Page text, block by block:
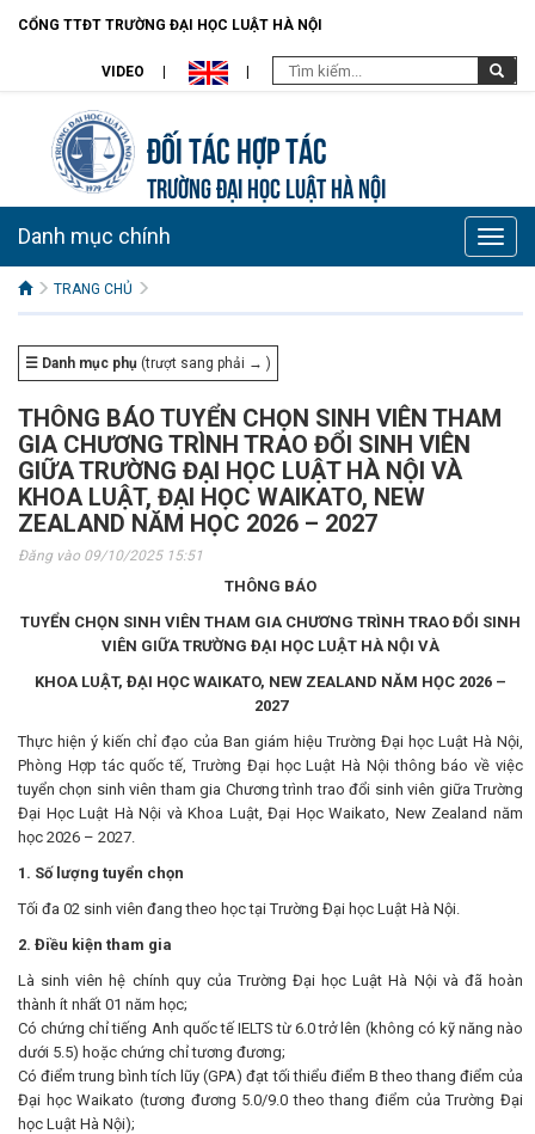
CỔNG TTĐT TRƯỜNG ĐẠI HỌC LUẬT HÀ NỘI
VIDEO
Đối tác hợp tác
TRƯỜNG ĐẠI HỌC LUẬT HÀ NỘI
Toggle
Danh mục chính
TRANG CHỦ
☰ Danh mục phụ (trượt sang phải → )
THÔNG BÁO TUYỂN CHỌN SINH VIÊN THAM
GIA CHƯƠNG TRÌNH TRAO ĐỔI SINH VIÊN
GIỮA TRƯỜNG ĐẠI HỌC LUẬT HÀ NỘI VÀ
KHOA LUẬT, ĐẠI HỌC WAIKATO, NEW
ZEALAND NĂM HỌC 2026 – 2027
Đăng vào 09/10/2025 15:51
THÔNG BÁO
TUYỂN CHỌN SINH VIÊN THAM GIA CHƯƠNG TRÌNH TRAO ĐỔI SINH
VIÊN GIỮA TRƯỜNG ĐẠI HỌC LUẬT HÀ NỘI VÀ
KHOA LUẬT, ĐẠI HỌC WAIKATO, NEW ZEALAND NĂM HỌC 2026 –
2027
Thực hiện ý kiến chỉ đạo của Ban giám hiệu Trường Đại học Luật Hà Nội,
Phòng Hợp tác quốc tế, Trường Đại học Luật Hà Nội thông báo về việc
tuyển chọn sinh viên tham gia Chương trình trao đổi sinh viên giữa Trường
Đại Học Luật Hà Nội và Khoa Luật, Đại Học Waikato, New Zealand năm
học 2026 – 2027.
1. Số lượng tuyển chọn
Tối đa 02 sinh viên đang theo học tại Trường Đại học Luật Hà Nội.
2. Điều kiện tham gia
Là sinh viên hệ chính quy của Trường Đại học Luật Hà Nội và đã hoàn
thành ít nhất 01 năm học;
Có chứng chỉ tiếng Anh quốc tế IELTS từ 6.0 trở lên (không có kỹ năng nào
dưới 5.5) hoặc chứng chỉ tương đương;
Có điểm trung bình tích lũy (GPA) đạt tối thiểu điểm B theo thang điểm của
Đại học Waikato (tương đương 5.0/9.0 theo thang điểm của Trường Đại
học Luật Hà Nội);